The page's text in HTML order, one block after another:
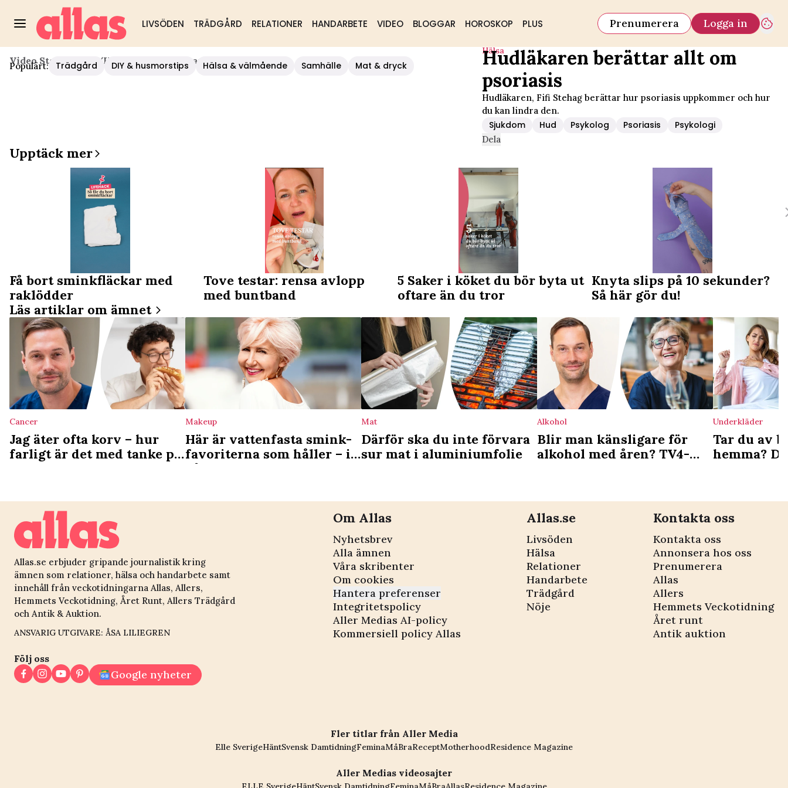
LIVSÖDEN TRÄDGÅRD RELATIONER HANDARBETE VIDEO BLOGGAR HOROSKOP PLUS Prenumerera Logga in
Populärt: Trädgård DIY & husmorstips Hälsa & välmående Samhälle Mat & dryck
Video Start / Hälsa /Hudläkaren Berättar Allt Om Psoriasis
Hälsa
Hudläkaren berättar allt om
psoriasis
Hudläkaren, Fifi Stehag berättar hur psoriasis uppkommer och hur
du kan lindra den.
Sjukdom Hud Psykolog Psoriasis Psykologi
Dela
Upptäck mer
Få bort sminkfläckar med
raklödder
Tove testar: rensa avlopp
med buntband
5 Saker i köket du bör byta ut
oftare än du tror
Knyta slips på 10 sekunder?
Så här gör du!
Läs artiklar om ämnet
Cancer
Jag äter ofta korv – hur
farligt är det med tanke på
Makeup
Här är vattenfasta smink-
favoriterna som håller – i
både värme och regn
Mat
Därför ska du inte förvara
sur mat i aluminiumfolie
Alkohol
Blir man känsligare för
alkohol med åren? TV4-
Underkläder
Tar du av
hemma?
Allas.se erbjuder gripande journalistik kring
ämnen som relationer, hälsa och handarbete samt
innehåll från veckotidningarna Allas, Allers,
Hemmets Veckotidning, Året Runt, Allers Trädgård
och Antik & Auktion.
ANSVARIG UTGIVARE: ÅSA LILIEGREN
Följ oss
Google nyheter
Om Allas
Nyhetsbrev
Alla ämnen
Våra skribenter
Om cookies
Hantera preferenser
Integritetspolicy
Aller Medias AI-policy
Kommersiell policy Allas
Allas.se
Livsöden
Hälsa
Relationer
Handarbete
Trädgård
Nöje
Kontakta oss
Kontakta oss
Annonsera hos oss
Prenumerera
Allas
Allers
Hemmets Veckotidning
Året runt
Antik auktion
Fler titlar från Aller Media
Elle SverigeHäntSvensk DamtidningFeminaMåBraReceptMotherhoodResidence Magazine
Aller Medias videosajter